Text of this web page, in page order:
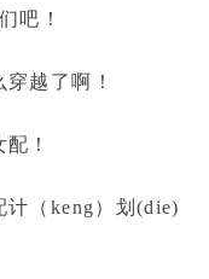
吧！
越了啊！
！
计（keng）划(die)